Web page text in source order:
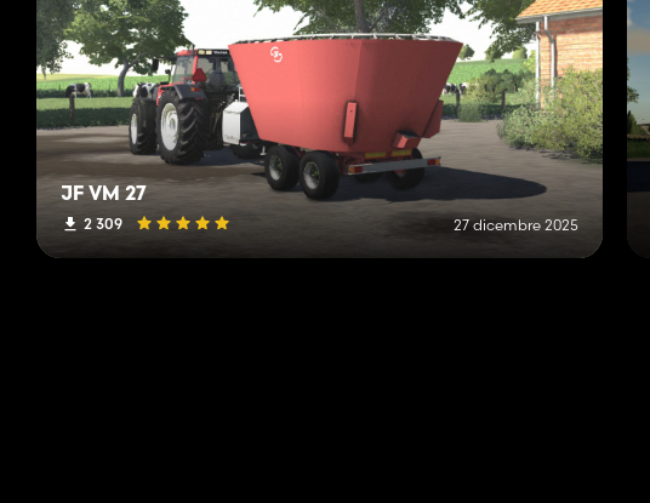
JF VM 27
2 309 27 dicembre 2025